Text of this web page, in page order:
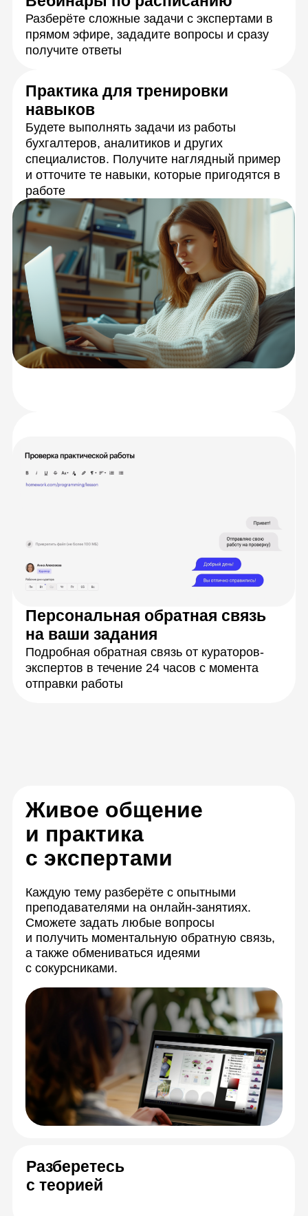
Персональная обратная связь
Подробная обратная связь от кураторов-
экспертов в течение 24 часов с момента
отправки работы
Живое общение
и практика
с экспертами
Каждую тему разберёте с опытными
преподавателями на онлайн-занятиях.
Сможете задать любые вопросы
и получить моментальную обратную связь,
а также обмениваться идеями
с сокурсниками.
Закрепите знания,
Научитесь решать
задачи на практике
с теорией